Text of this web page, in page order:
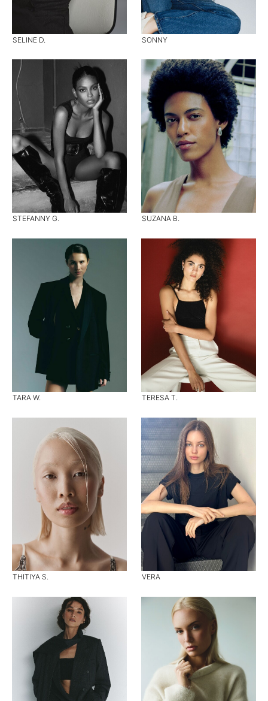
SELINE D. SONNY
STEFANNY G. SUZANA B.
TARA W. TERESA T.
THITIYA S. VERA